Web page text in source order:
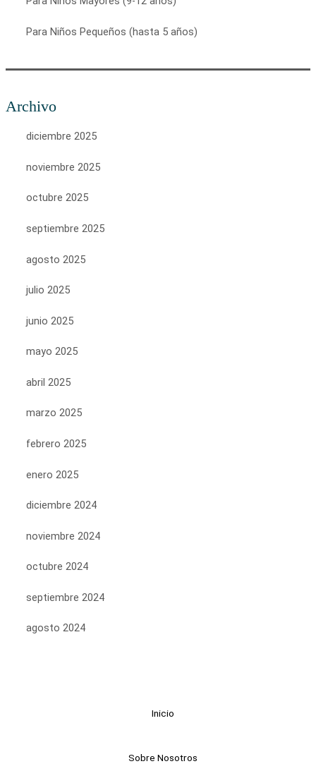
Para Niños Pequeños (hasta 5 años)
Archivo
diciembre 2025
noviembre 2025
octubre 2025
septiembre 2025
agosto 2025
julio 2025
junio 2025
mayo 2025
abril 2025
marzo 2025
febrero 2025
enero 2025
diciembre 2024
noviembre 2024
octubre 2024
septiembre 2024
agosto 2024
Inicio
Sobre Nosotros